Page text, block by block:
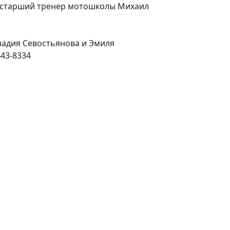
старший тренер мотошколы Михаил
Севостьянова и Эмиля
8334